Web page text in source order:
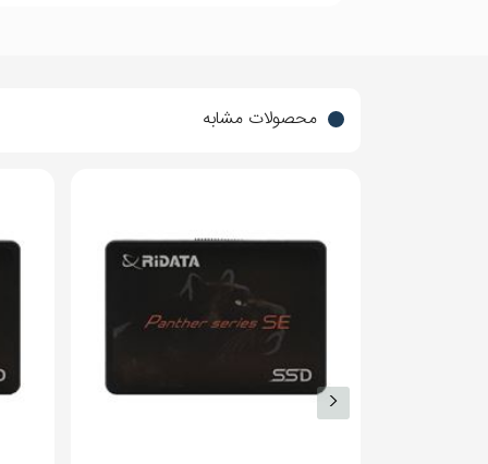
مقاوم در برابر
حداکثر میزان
مقاومت در برابر
1500G/0.5ms
سایر قابلیت‌ها
پشتیبانی از NVMe 1.3
محصولات مشابه